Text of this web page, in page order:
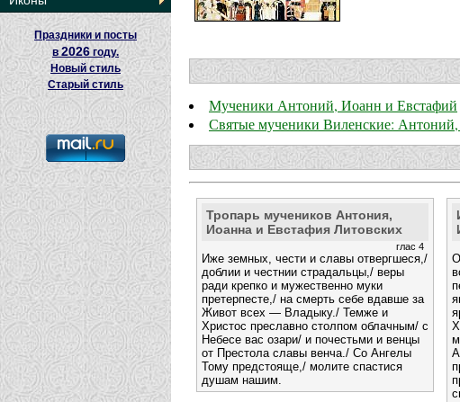
Праздники и посты
в2026 году.
Новый стиль
Старый стиль
Мученики Антоний, Иоанн и Евстафий
Святые мученики Виленские:
Тропарь мучеников Антония,
Иоанна и Евстафия Литовских
глас 4
Иже земных, чести и славы отвергшеся,/
доблии и честнии страдальцы,/ веры
ради крепко и мужественно муки
претерпесте,/ на смерть себе вдавше за
Живот всех — Владыку./ Темже и
Христос преславно столпом облачным/ с
Небесе вас озари/ и почестьми и венцы
от Престола славы венча./ Со Ангелы
Тому предстояще,/ молите спастися
душам нашим.